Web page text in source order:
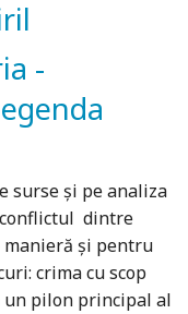
-
surse și pe analiza
dintre
și pentru
crima cu scop
un pilon principal al